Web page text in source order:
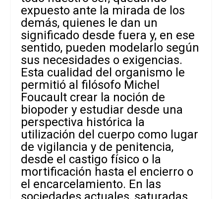
expuesto ante la mirada de los
demás, quienes le dan un
significado desde fuera y, en ese
sentido, pueden modelarlo según
sus necesidades o exigencias.
Esta cualidad del organismo le
permitió al filósofo Michel
Foucault crear la noción de
biopoder y estudiar desde una
perspectiva histórica la
utilización del cuerpo como lugar
de vigilancia y de penitencia,
desde el castigo físico o la
mortificación hasta el encierro o
el encarcelamiento. En las